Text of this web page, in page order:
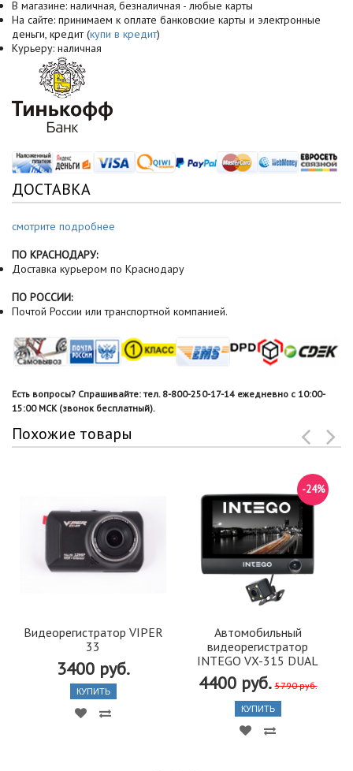
В магазине: наличная, безналичная - любые карты
На сайте: принимаем к оплате банковские карты и электронные
деньги, кредит (купи в кредит)
Курьеру: наличная
ДОСТАВКА
смотрите подробнее
ПО КРАСНОДАРУ:
Доставка курьером по Краснодару
ПО РОССИИ:
Почтой России или транспортной компанией.
Есть вопросы? Спрашивайте: тел. 8-800-250-17-14 ежедневно с 10:00-
15:00 МСК (звонок бесплатный).
Похожие товары
Видеорегистратор VIPER
33
3400 руб.
КУПИТЬ
Автомобильный
видеорегистратор
INTEGO VX-315 DUAL
4400 руб. 5790 руб.
-24%
КУПИТЬ